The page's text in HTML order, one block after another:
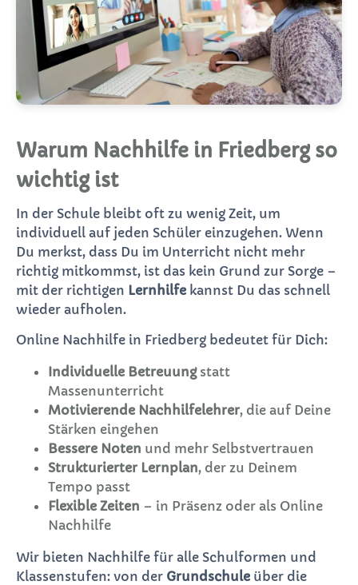
Warum Nachhilfe in Friedberg so
wichtig ist
In der Schule bleibt oft zu wenig Zeit, um
individuell auf jeden Schüler einzugehen. Wenn
Du merkst, dass Du im Unterricht nicht mehr
richtig mitkommst, ist das kein Grund zur Sorge –
mit der richtigen Lernhilfe kannst Du das schnell
wieder aufholen.
Online Nachhilfe in Friedberg bedeutet für Dich:
Individuelle Betreuungstatt
Massenunterricht
Motivierende Nachhilfelehrer, die auf Deine
Stärken eingehen
Bessere Noten und mehr Selbstvertrauen
Strukturierter Lernplan, der zu Deinem
Tempo passt
Flexible Zeiten – in Präsenz oder als Online
Nachhilfe
Wir bieten Nachhilfe für alle Schulformen und
Klassenstufen: von der Grundschule über die